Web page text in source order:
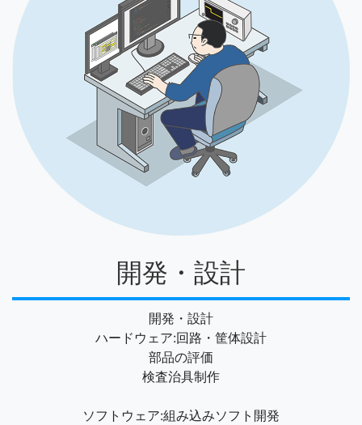
開発・設計
開発・設計
ハードウェア:回路・筐体設計
部品の評価
検査治具制作
ソフトウェア:組み込みソフト開発